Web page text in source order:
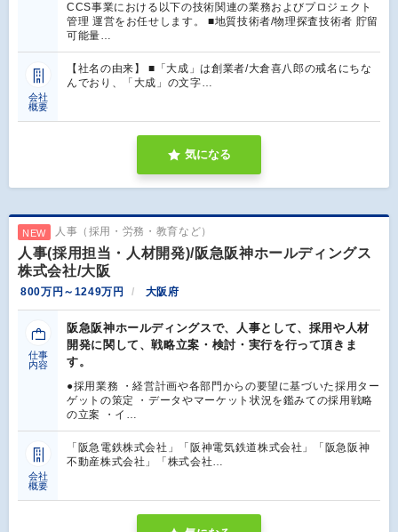
CCS事業における以下の技術関連の業務およびプロジェクト
管理 運営をお任せします。 ■地質技術者/物理探査技術者 貯留
可能量…
会社
概要
【社名の由来】 ■「大成」は創業者/大倉喜八郎の戒名にちな
んでおり、「大成」の文字…
気になる
NEW 人事（採用・労務・教育など）
人事(採用担当・人材開発)/阪急阪神ホールディングス
株式会社/大阪
800万円～1249万円 大阪府
仕事
内容
阪急阪神ホールディングスで、人事として、採用や人材
開発に関して、戦略立案・検討・実行を行って頂きま
す。
●採用業務 ・経営計画や各部門からの要望に基づいた採用ター
ゲットの策定 ・データやマーケット状況を鑑みての採用戦略
の立案 ・イ…
会社
概要
「阪急電鉄株式会社」「阪神電気鉄道株式会社」「阪急阪神
不動産株式会社」「株式会社…